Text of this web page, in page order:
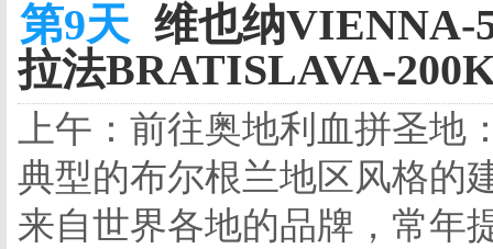
第9天 维也纳VIENNA-
拉法BRATISLAVA-
上午：前往奥地利血拼圣
典型的布尔根兰地区风格的
来自世界各地的品牌，常年